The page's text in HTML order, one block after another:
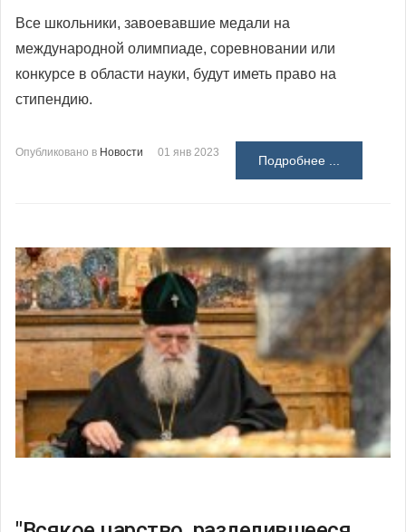
Все школьники, завоевавшие медали на
международной олимпиаде, соревновании или
конкурсе в области науки, будут иметь право на
стипендию.
Опубликовано в Новости 01 янв 2023
Подробнее ...